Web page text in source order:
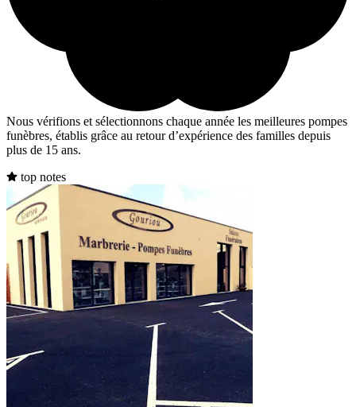
Nous vérifions et sélectionnons chaque année les meilleures pompes
funèbres, établis grâce au retour d’expérience des familles depuis
plus de 15 ans.
top notes